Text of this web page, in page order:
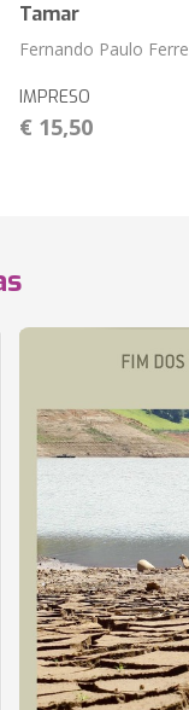
Tamar
Fernando Paulo
IMPRESO
€ 15,50